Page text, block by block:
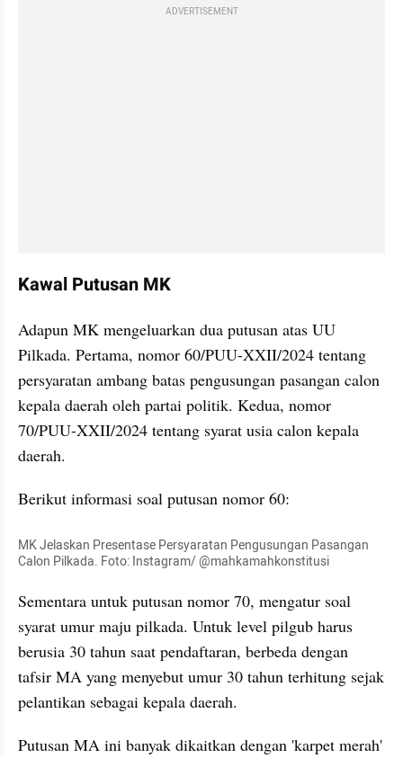
ADVERTISEMENT
Kawal Putusan MK
Adapun MK mengeluarkan dua putusan atas UU
Pilkada. Pertama, nomor 60/PUU-XXII/2024 tentang
persyaratan ambang batas pengusungan pasangan calon
kepala daerah oleh partai politik. Kedua, nomor
70/PUU-XXII/2024 tentang syarat usia calon kepala
daerah.
Berikut informasi soal putusan nomor 60:
MK Jelaskan Presentase Persyaratan Pengusungan Pasangan
Calon Pilkada. Foto: Instagram/ @mahkamahkonstitusi
Sementara untuk putusan nomor 70, mengatur soal
syarat umur maju pilkada. Untuk level pilgub harus
berusia 30 tahun saat pendaftaran, berbeda dengan
tafsir MA yang menyebut umur 30 tahun terhitung sejak
pelantikan sebagai kepala daerah.
Putusan MA ini banyak dikaitkan dengan 'karpet merah'